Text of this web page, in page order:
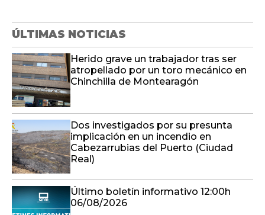
ÚLTIMAS NOTICIAS
Herido grave un trabajador tras ser
atropellado por un toro mecánico en
Chinchilla de Montearagón
Dos investigados por su presunta
implicación en un incendio en
Cabezarrubias del Puerto (Ciudad
Real)
Último boletín informativo 12:00h
06/08/2026